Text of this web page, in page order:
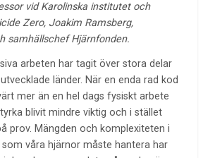
vid Karolinska institutet och
Zero, Joakim Ramsberg,
samhällschef Hjärnfonden.
arbeten har tagit över stora delar
länder. När en enda rad kod
mer än en hel dags fysiskt arbete
blivit mindre viktig och i stället
prov. Mängden och komplexiteten i
våra hjärnor måste hantera har